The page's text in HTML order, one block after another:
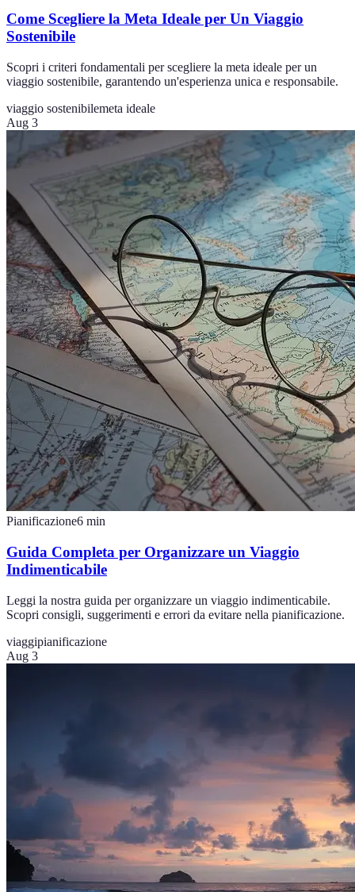
Come Scegliere la Meta Ideale per Un Viaggio
Sostenibile
Scopri i criteri fondamentali per scegliere la meta ideale per un
viaggio sostenibile, garantendo un'esperienza unica e responsabile.
viaggio sostenibilemeta ideale
Aug 3
Pianificazione6 min
Guida Completa per Organizzare un Viaggio
Indimenticabile
Leggi la nostra guida per organizzare un viaggio indimenticabile.
Scopri consigli, suggerimenti e errori da evitare nella pianificazione.
viaggipianificazione
Aug 3